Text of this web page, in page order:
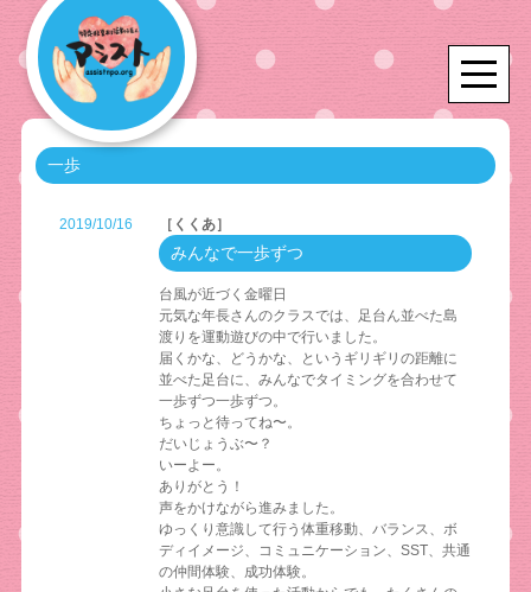
一歩
2019/10/16 ［くくあ］
みんなで一歩ずつ
台風が近づく金曜日
元気な年長さんのクラスでは、足台ん並べた島
渡りを運動遊びの中で行いました。
届くかな、どうかな、というギリギリの距離に
並べた足台に、みんなでタイミングを合わせて
一歩ずつ一歩ずつ。
ちょっと待ってね〜。
だいじょうぶ〜？
いーよー。
ありがとう！
声をかけながら進みました。
ゆっくり意識して行う体重移動、バランス、ボ
ディイメージ、コミュニケーション、SST、共通
の仲間体験、成功体験。